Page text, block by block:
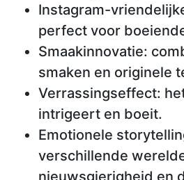
Instagram-
perfect voor
Smaakinnovatie:
smaken en originele
Verrassingseffect:
intrigeert en boeit.
Emotionele
verschillende
nieuwsgierigheid en